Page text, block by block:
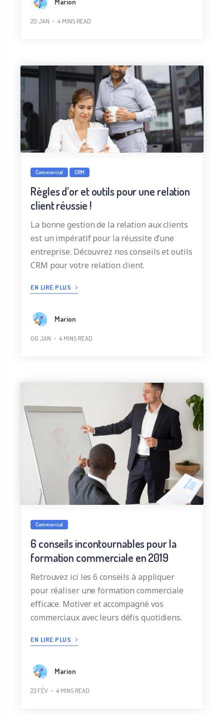
Marion
20 JAN 4 MINS READ
Commercial CRM
Règles d’or et outils pour une relation
client réussie !
La bonne gestion de la relation aux clients
est un impératif pour la réussite d’une
entreprise. Découvrez nos conseils et outils
CRM pour votre relation client.
EN LIRE PLUS
Marion
06 JAN 4 MINS READ
Commercial
6 conseils incontournables pour la
formation commerciale en 2019
Retrouvez ici les 6 conseils à appliquer
pour réaliser une formation commerciale
efficace. Motiver et accompagné vos
commerciaux avec leurs défis quotidiens.
EN LIRE PLUS
Marion
23 FÉV 4 MINS READ